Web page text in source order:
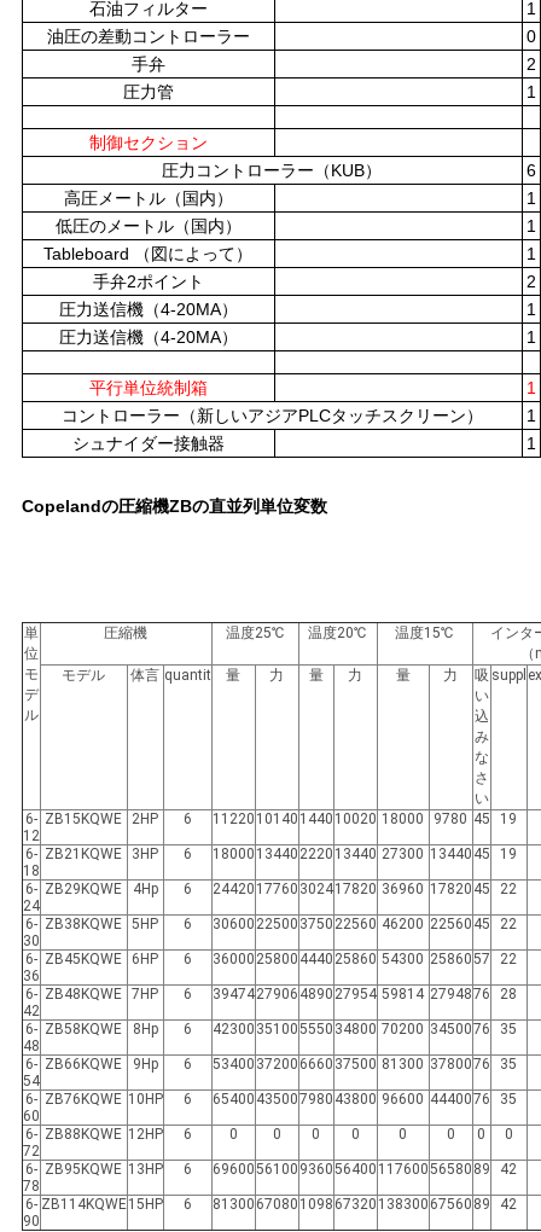
バ
シ
ー
ポ
リ
ー
石油フィルター
1
油圧の差動コントローラー
0
手弁
2
圧力管
1
制御セクション
圧力コントローラー（KUB）
6
高圧メートル（国内）
1
低圧のメートル（国内）
1
Tableboard （図によって）
1
手弁2ポイント
2
圧力送信機（4-20MA）
1
圧力送信機（4-20MA）
1
平行単位統制箱
1
コントローラー（新しいアジアPLCタッチスクリーン）
1
シュナイダー接触器
1
Copelandの圧縮機ZBの直並列単位変数
単
位
モ
デ
ル
圧縮機 温度25℃ 温度20℃ 温度15℃
インタ
モデル
体言 quantit 量 力 量 力 量 力
吸
い
込
み
な
さ
い
suppl
6-
12
ZB15KQWE 2HP 6 11220 10140 1440 10020 18000 9780 45 19
6-
18
ZB21KQWE 3HP 6 18000 13440 2220 13440 27300 13440 45 19
6-
24
ZB29KQWE 4Hp 6 24420 17760 302417820 36960 17820 45 22
6-
30
ZB38KQWE 5HP 6 30600 22500 3750 22560 46200 22560 45 22
6-
36
ZB45KQWE 6HP 6 36000 25800 4440 25860 54300 2586057 22
6-
42
ZB48KQWE 7HP 6 3947427906 4890 27954 59814 2794876 28
6-
48
ZB58KQWE 8Hp 6 42300 351005550 34800 70200 3450076 35
6-
54
ZB66KQWE 9Hp 6 53400 37200 6660 37500 81300 3780076 35
6-
60
ZB76KQWE 10HP 6 65400 435007980 43800 96600 4440076 35
6-
72
ZB88KQWE 12HP 6 0 0 0 0 0 0 0 0
6-
78
ZB95KQWE 13HP 6 6960056100 936056400 11760056580 89 42
6-
90
ZB114KQWE15HP 6 81300 67080 1098 67320 138300 67560 89 42